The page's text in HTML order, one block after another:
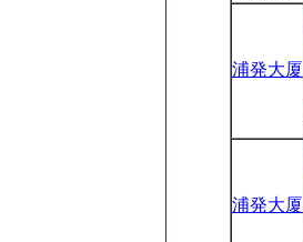
浦発大厦
浦発大厦